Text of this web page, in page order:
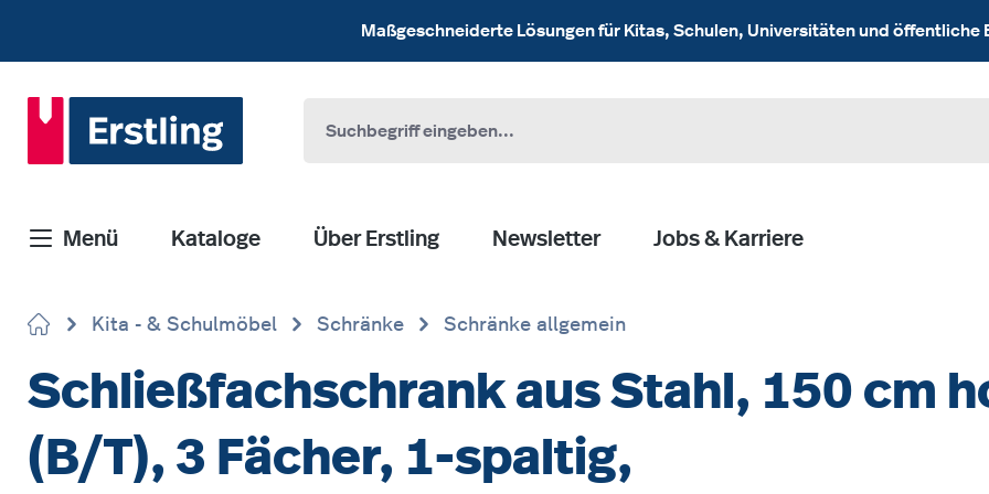
Maßgeschneiderte Lösungen für Kitas, Schulen, Universitäten und öffentliche
Menü Kataloge Über Erstling Newsletter Jobs & Karriere
Kita - & Schulmöbel Schränke Schränke allgemein
Schließfachschrank aus Stahl, 150 cm
(B/T), 3 Fächer, 1-spaltig,